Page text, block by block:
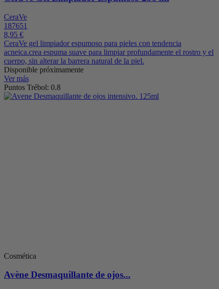
CeraVe
187651
8,95 €
CeraVe gel limpiador espumoso para pieles con tendencia
acneica.crea espuma suave para limpiar profundamente el rostro y el
cuerpo, sin alterar la barrera natural de la piel.
Disponible próximamente
Ver más
Puntos Trébol: 0.8
Cosmética
Avène Desmaquillante de ojos...